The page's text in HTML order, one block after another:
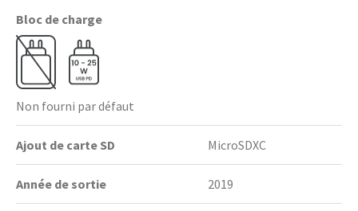
Bloc de charge
Non fourni par défaut
Ajout de carte SD MicroSDXC
Année de sortie 2019